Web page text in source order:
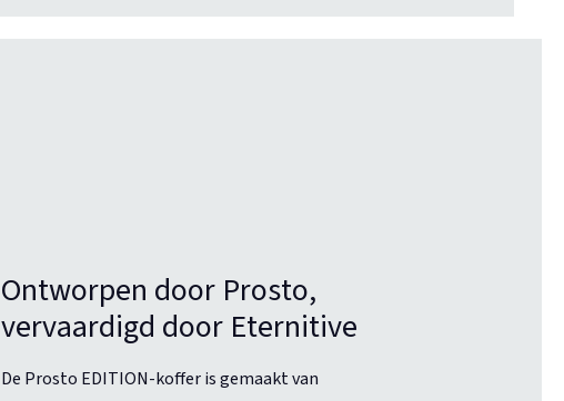
Ontworpen door Prosto,
vervaardigd door Eternitive
De Prosto EDITION-koffer is gemaakt van